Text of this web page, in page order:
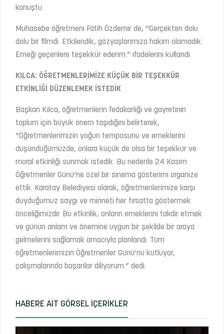
konuştu.
Muhasebe öğretmeni Fatih Özdemir de, “Gerçekten dolu
dolu bir filmdi. Etkilendik, gözyaşlarımıza hakim olamadık.
Emeği geçenlere teşekkür ederim.” ifadelerini kullandı.
KILCA: ÖĞRETMENLERİMİZE KÜÇÜK BİR TEŞEKKÜR
ETKİNLİĞİ DÜZENLEMEK İSTEDİK
Başkan Kılca, öğretmenlerin fedakarlığı ve gayretinin
toplum için büyük önem taşıdığını belirterek,
“Öğretmenlerimizin yoğun temposunu ve emeklerini
düşündüğümüzde, onlara küçük de olsa bir teşekkür ve
moral etkinliği sunmak istedik. Bu nedenle 24 Kasım
Öğretmenler Günü’ne özel bir sinema gösterimi organize
ettik. Karatay Belediyesi olarak, öğretmenlerimize karşı
duyduğumuz saygı ve minneti her fırsatta göstermek
önceliğimizdir. Bu etkinlik, onların emeklerini takdir etmek
ve günün anlam ve önemine uygun bir şekilde bir araya
gelmelerini sağlamak amacıyla planlandı. Tüm
öğretmenlerimizin Öğretmenler Günü’nü kutluyor,
çalışmalarında başarılar diliyorum.” dedi.
HABERE AIT GÖRSEL İÇERIKLER